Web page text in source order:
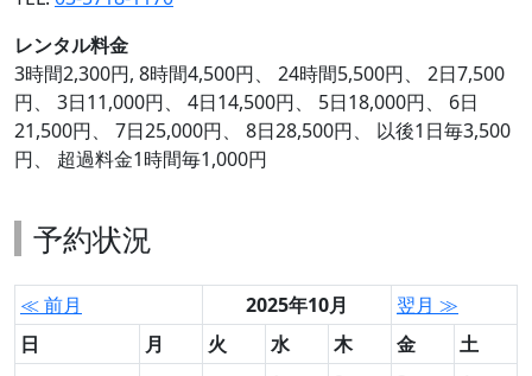
レンタル料金
3時間2,300円, 8時間4,500円、 24時間5,500円、 2日7,500
円、 3日11,000円、 4日14,500円、 5日18,000円、 6日
21,500円、 7日25,000円、 8日28,500円、 以後1日毎3,500
円、 超過料金1時間毎1,000円
予約状況
≪ 前月 2025年10月
翌月 ≫
日
月 火 水 木 金
土